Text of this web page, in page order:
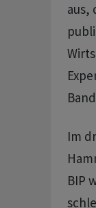
aus,
Im
BIP